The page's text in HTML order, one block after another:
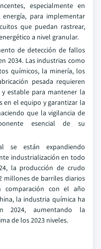
especialmente en
para implementar
que puedan rastrear,
a nivel granular.
de detección de fallos
2034. Las industrias como
químicos, la minería, los
pesada requieren
estable para mantener la
en el equipo y garantizar la
que la vigilancia de
esencial de su
se están expandiendo
industrialización en todo
la producción de crudo
millones de barriles diarios
con el año
la industria química ha
2024, aumentando la
de los 2023 niveles.